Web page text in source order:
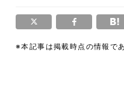
※本記事は掲載時点の情報で